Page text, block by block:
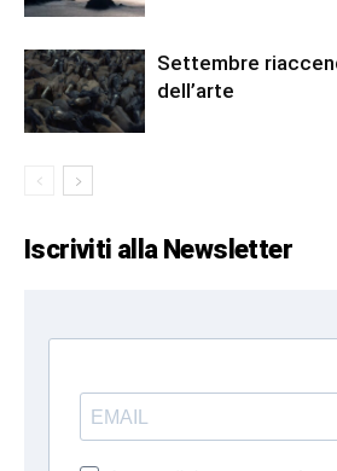
Settembre
dell’arte
Iscriviti alla Newsletter